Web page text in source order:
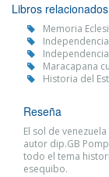
Libros relacionados
Memoria
Maracapana
Historia del
Reseña
El sol de
autor dip.GB
todo el tema
esequibo.